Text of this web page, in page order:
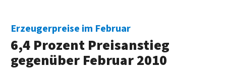
Erzeugerpreise im Februar
6,4 Prozent Preisanstieg
gegenüber Februar 2010